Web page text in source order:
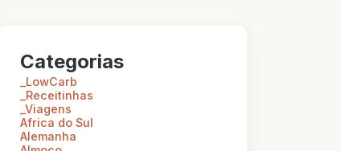
Categorias
_LowCarb
_Receitinhas
_Viagens
Africa do Sul
Alemanha